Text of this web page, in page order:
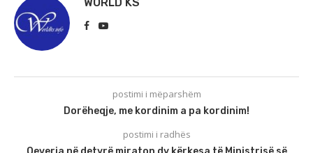
postimi i mëparshëm
Dorëheqje, me kordinim a pa kordinim!
postimi i radhës